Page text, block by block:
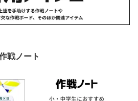
戦ノート